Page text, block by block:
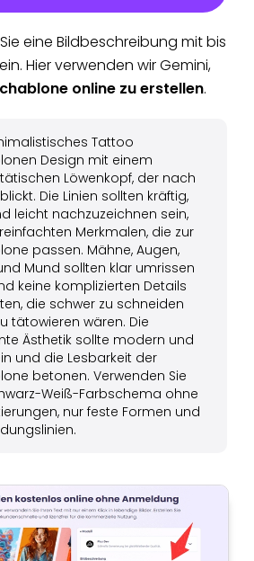
eine Bildbeschreibung mit bis
Hier verwenden wir Gemini,
online zu erstellen.
Tattoo
Design mit einem
Löwenkopf, der nach
Die Linien sollten kräftig,
leicht nachzuzeichnen sein,
Merkmalen, die zur
passen. Mähne, Augen,
Mund sollten klar umrissen
keine komplizierten Details
die schwer zu schneiden
tätowieren wären. Die
Ästhetik sollte modern und
und die Lesbarkeit der
betonen. Verwenden Sie
Weiß-Farbschema ohne
nur feste Formen und